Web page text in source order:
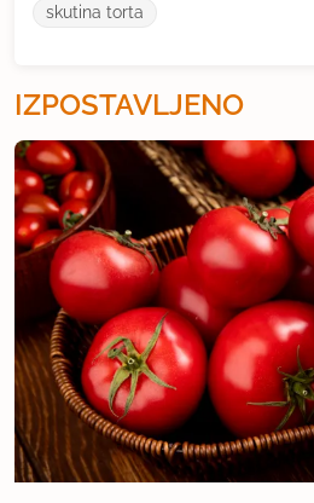
skutina torta
IZPOSTAVLJENO